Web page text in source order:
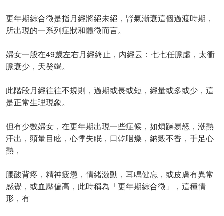
更年期綜合徵是指月經將絕未絕，腎氣漸衰這個過渡時期，
所出現的一系列症狀和體徵而言。
婦女一般在49歲左右月經終止，內經云：七七任脈虛，太衝
脈衰少，天癸竭。
此階段月經往往不規則，過期或長或短，經量或多或少，這
是正常生理現象。
但有少數婦女，在更年期出現一些症候，如煩躁易怒，潮熱
汗出，頭暈目眩，心悸失眠，口乾咽燥，納穀不香，手足心
熱，
腰酸背疼，精神疲憊，情緒激動，耳鳴健忘，或皮膚有異常
感覺，或血壓偏高，此時稱為「更年期綜合徵」，這種情
形，有